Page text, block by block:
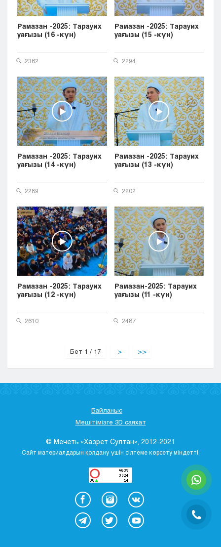
Рамазан -2025: Тарауих
уағызы (16 -күн)
2362
Рамазан -2025: Тарауих
уағызы (15 -күн)
2294
Рамазан -2025: Тарауих
уағызы (14 -күн)
2289
Рамазан -2025: Тарауих
уағызы (13 -күн)
2202
Рамазан -2025: Тарауих
уағызы (12 -күн)
2610
Рамазан-2025: Тарауих
уағызы (11 -күн)
2487
Бет 1 / 17 > >>
Байланыс
Мешітімізге 3D саяхат
© Мечеть «Хазрет Султан», 2012-2021
Сайт материалдарын қолдану үшін сілтеме көрсету міндетті.